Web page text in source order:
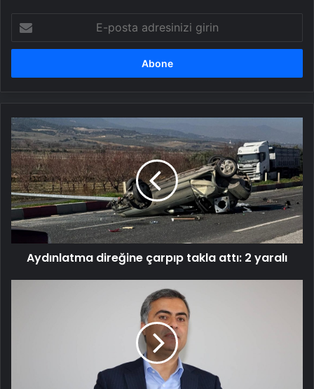
posta
adresinizi
Aydınlatma
direğine
çarpıp
takla
attı:
2
yaralı
Aydınlatma direğine çarpıp takla attı: 2 yaralı